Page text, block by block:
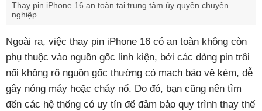
Thay pin iPhone 16 an toàn tại trung tâm ủy quyền chuyên
nghiệp
Ngoài ra, việc thay pin iPhone 16 có an toàn không còn
phụ thuộc vào nguồn gốc linh kiện, bởi các dòng pin trôi
nổi không rõ nguồn gốc thường có mạch bảo vệ kém, dễ
gây nóng máy hoặc cháy nổ. Do đó, bạn cũng nên tìm
đến các hệ thống có uy tín để đảm bảo quy trình thay thế